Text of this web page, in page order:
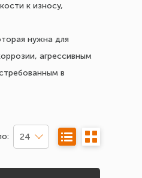
к износу,
нужна для
агрессивным
в
24